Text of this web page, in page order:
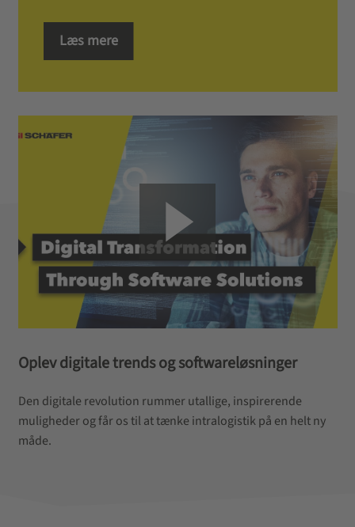
Læs mere
Oplev digitale trends og softwareløsninger
Den digitale revolution rummer utallige, inspirerende
muligheder og får os til at tænke intralogistik på en helt ny
måde.